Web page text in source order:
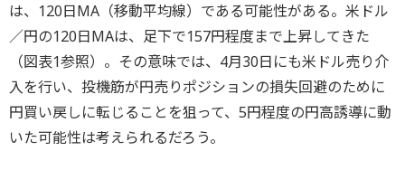
は、120日MA（移動平均線）である可能性がある。米ドル
／円の120日MAは、足下で157円程度まで上昇してきた
（図表1参照）。その意味では、4月30日にも米ドル売り介
入を行い、投機筋が円売りポジションの損失回避のために
円買い戻しに転じることを狙って、5円程度の円高誘導に動
いた可能性は考えられるだろう。